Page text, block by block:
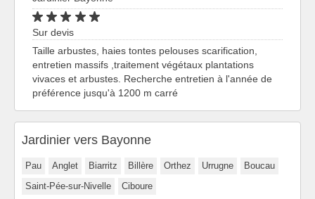
Sur devis
Taille arbustes, haies tontes pelouses scarification,
entretien massifs ,traitement végétaux plantations
vivaces et arbustes. Recherche entretien à l'année de
préférence jusqu'à 1200 m carré
Jardinier vers Bayonne
Pau Anglet Biarritz Billère Orthez Urrugne
Boucau
Saint-Pée-sur-Nivelle
Ciboure